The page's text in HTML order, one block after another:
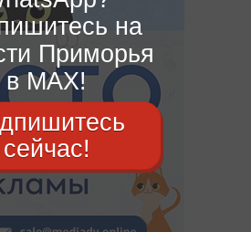
на
Приморья
в MAX!
сейчас!